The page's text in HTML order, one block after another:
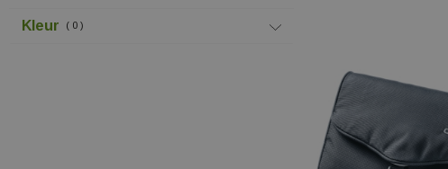
Kleur 0